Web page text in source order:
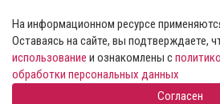
На информационном ресурсе
Оставаясь на сайте, вы подтверждаете,
использование и ознакомлены с
обработки персональных данных
Согласен